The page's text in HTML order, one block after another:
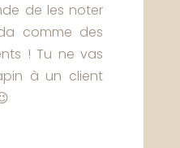
de les noter
comme des
! Tu ne vas
à un client